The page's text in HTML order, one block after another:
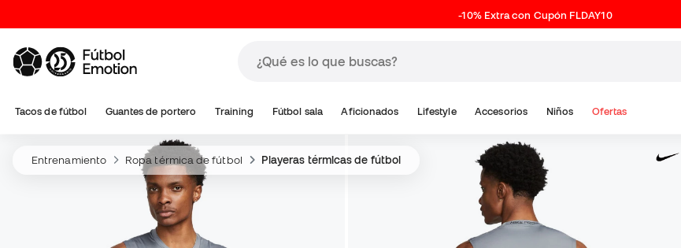
-10% Extra con Cupón FLDAY10
Tacos de fútbol Guantes de portero Training Fútbol sala Aficionados Lifestyle Accesorios Niños Ofertas
Entrenamiento Ropa térmica de fútbol Playeras térmicas de fútbol